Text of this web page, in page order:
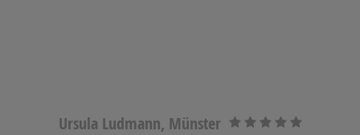
Rike Früchtenicht, Freiherr-vom-Stein-Schule